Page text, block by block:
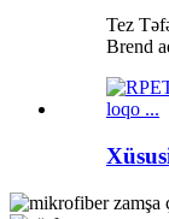
Tez
Brend